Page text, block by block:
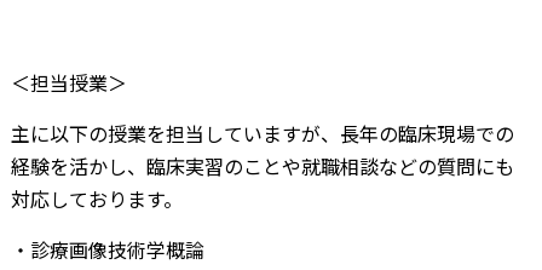
＜担当授業＞
主に以下の授業を担当していますが、長年の臨床現場での
経験を活かし、臨床実習のことや就職相談などの質問にも
対応しております。
・診療画像技術学概論